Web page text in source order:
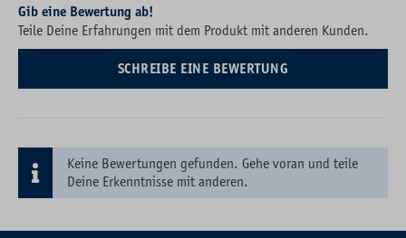
Durchschnittliche Bewertung von 0 von 5 Sternen
Gib eine Bewertung ab!
Teile Deine Erfahrungen mit dem Produkt mit anderen Kunden.
SCHREIBE EINE BEWERTUNG
Keine Bewertungen gefunden. Gehe voran und teile
Deine Erkenntnisse mit anderen.